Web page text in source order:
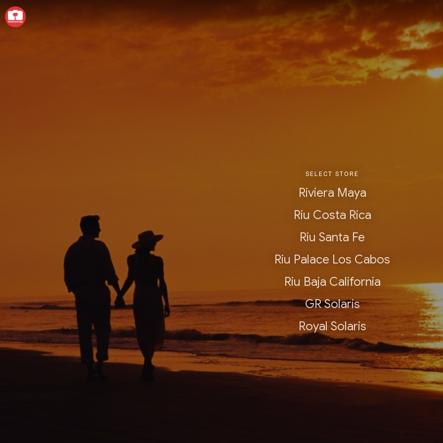
SELECT STORE
Riviera Maya
Riu Costa Rica
Riu Santa Fe
Riu Palace Los Cabos
Riu Baja California
GR Solaris
Royal Solaris